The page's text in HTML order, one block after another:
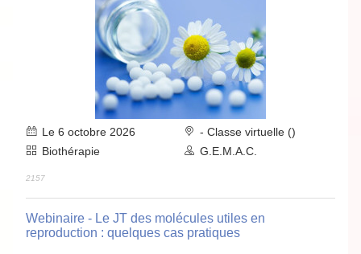
Le 6 octobre 2026
- Classe virtuelle ()
Biothérapie
G.E.M.A.C.
2157
Webinaire - Le JT des molécules utiles en
reproduction : quelques cas pratiques